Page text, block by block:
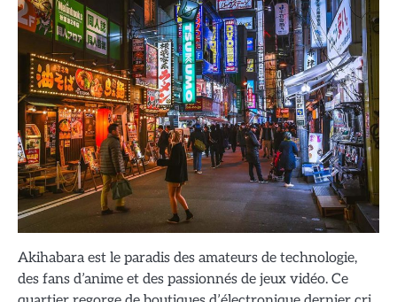
Akihabara est le paradis des amateurs de technologie,
des fans d’anime et des passionnés de jeux vidéo. Ce